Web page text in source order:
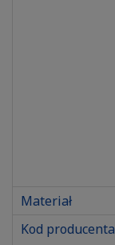
Materiał
Kod producenta